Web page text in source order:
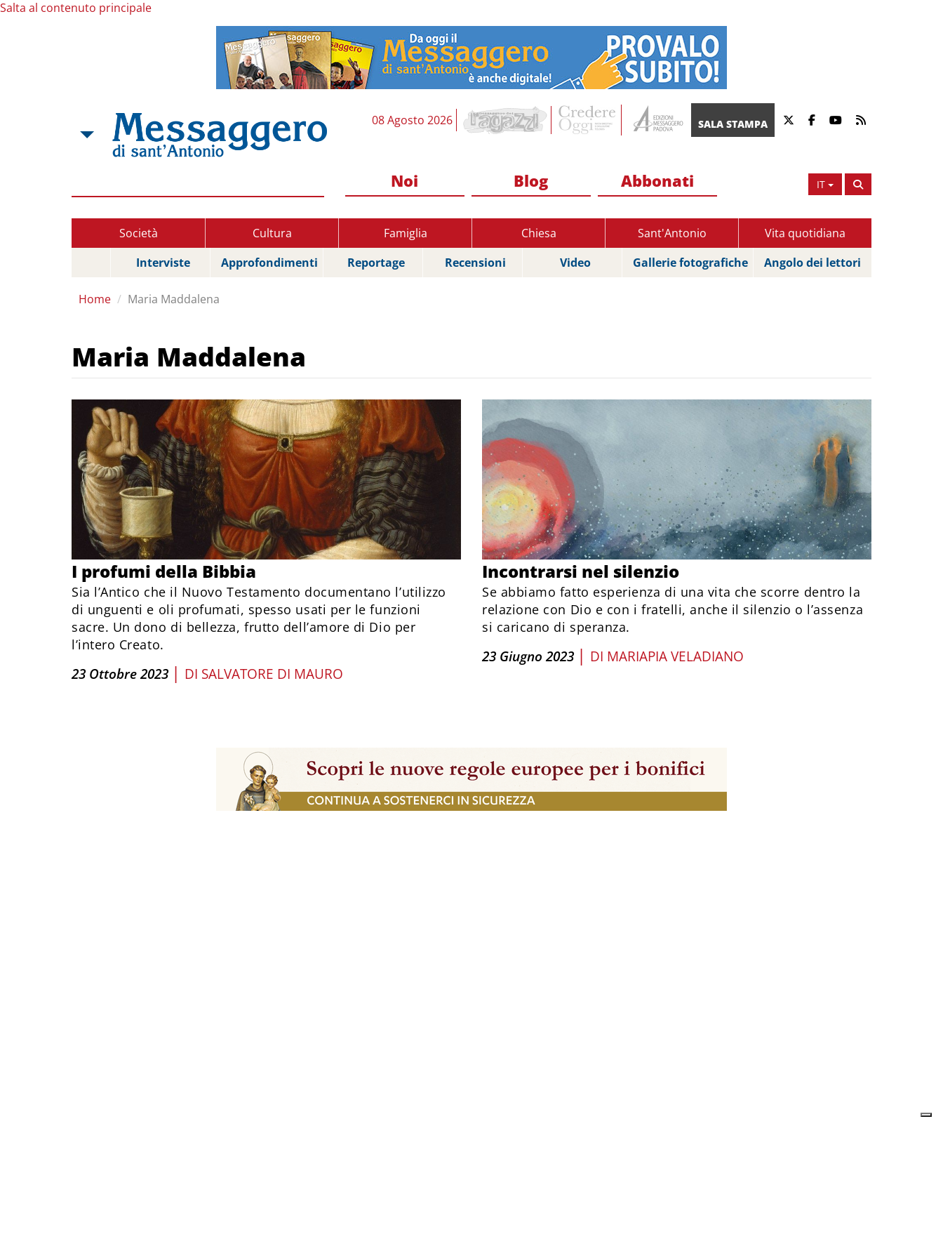
Salta al contenuto principale
08 Agosto 2026 SALA STAMPA
IT
Noi Blog Abbonati
Società Cultura Famiglia Chiesa Sant'Antonio
Vita quotidiana
Interviste
Approfondimenti Reportage Recensioni Video Gallerie fotografiche Angolo dei lettori
Home Maria Maddalena
Maria Maddalena
I profumi della Bibbia
Sia l’Antico che il Nuovo Testamento documentano l’utilizzo
di unguenti e oli profumati, spesso usati per le funzioni
sacre. Un dono di bellezza, frutto dell’amore di Dio per
l’intero Creato.
23 Ottobre 2023 | DI SALVATORE DI MAURO
Incontrarsi nel silenzio
Se abbiamo fatto esperienza di una vita che scorre dentro la
relazione con Dio e con i fratelli, anche il silenzio o l’assenza
si caricano di speranza.
23 Giugno 2023 | DI MARIAPIA VELADIANO